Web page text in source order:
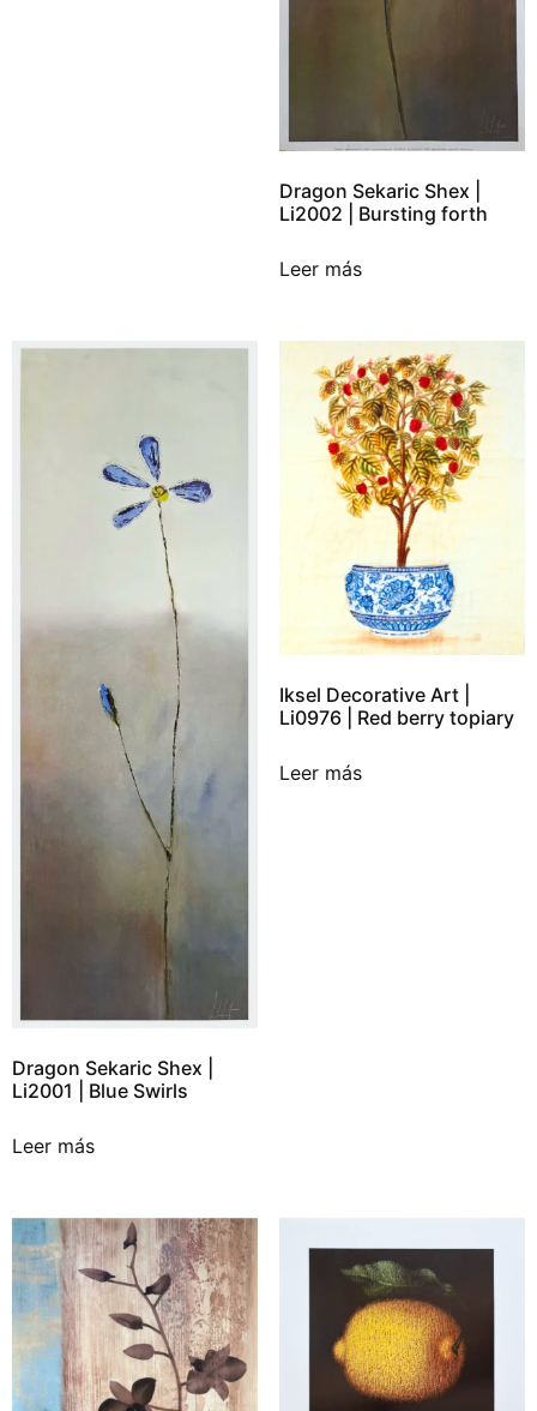
Dragon Sekaric Shex |
Li2002 | Bursting forth
Leer más
Dragon Sekaric Shex |
Li2001 | Blue Swirls
Leer más
Iksel Decorative Art |
Li0976 | Red berry topiary
Leer más